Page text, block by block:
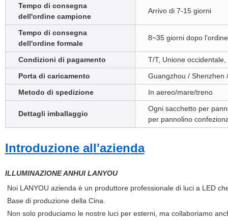
Tempo di consegna
dell'ordine campione
Arrivo di 7-15 giorni
Tempo di consegna
dell'ordine formale
8~35 giorni dopo
Condizioni di pagamento
T/T, Unione
Porta di caricamento
Guangzhou / Shenzhen
Metodo di spedizione
In aereo/mare/treno
Dettagli imballaggio
Ogni sacchetto per
per pannolino
Introduzione all'azienda
ILLUMINAZIONE ANHUI LANYOU
Noi LANYOU azienda è un produttore professionale di luci a LED
Base di produzione della Cina.
Non solo produciamo le nostre luci per esterni, ma collaboriamo